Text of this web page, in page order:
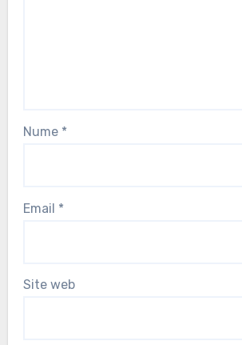
Nume *
Email *
Site web